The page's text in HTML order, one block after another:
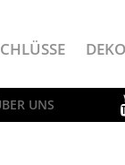
UNS